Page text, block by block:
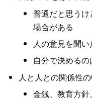
普通だと思う
場合がある
人の意見を聞
自分で決めるの
人と人との関係性
金銭、教育方